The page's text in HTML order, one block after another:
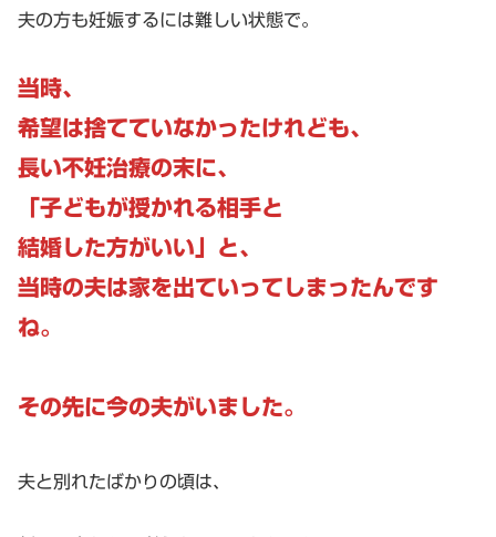
夫の方も妊娠するには難しい状態で。
当時、
希望は捨てていなかったけれども、
長い不妊治療の末に、
「子どもが授かれる相手と
結婚した方がいい」と、
当時の夫は家を出ていってしまったんです
ね。
その先に今の夫がいました。
夫と別れたばかりの頃は、